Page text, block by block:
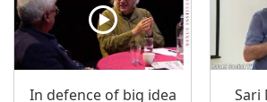
Sari
In defence of big idea